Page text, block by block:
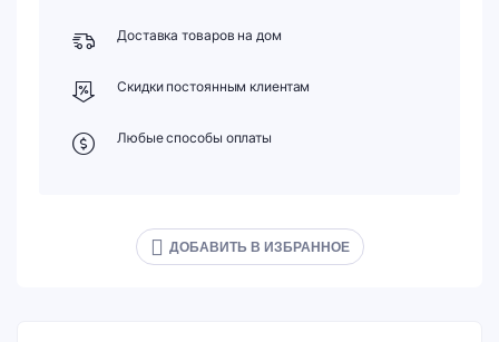
Доставка товаров на дом
Скидки постоянным клиентам
Любые способы оплаты
ДОБАВИТЬ В ИЗБРАННОЕ